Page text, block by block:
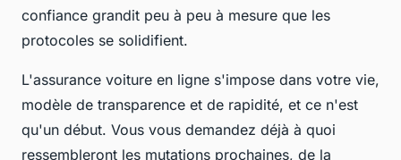
confiance grandit peu à peu à mesure que les
protocoles se solidifient.
L'assurance voiture en ligne s'impose dans votre vie,
modèle de transparence et de rapidité, et ce n'est
qu'un début. Vous vous demandez déjà à quoi
ressembleront les mutations prochaines, de la